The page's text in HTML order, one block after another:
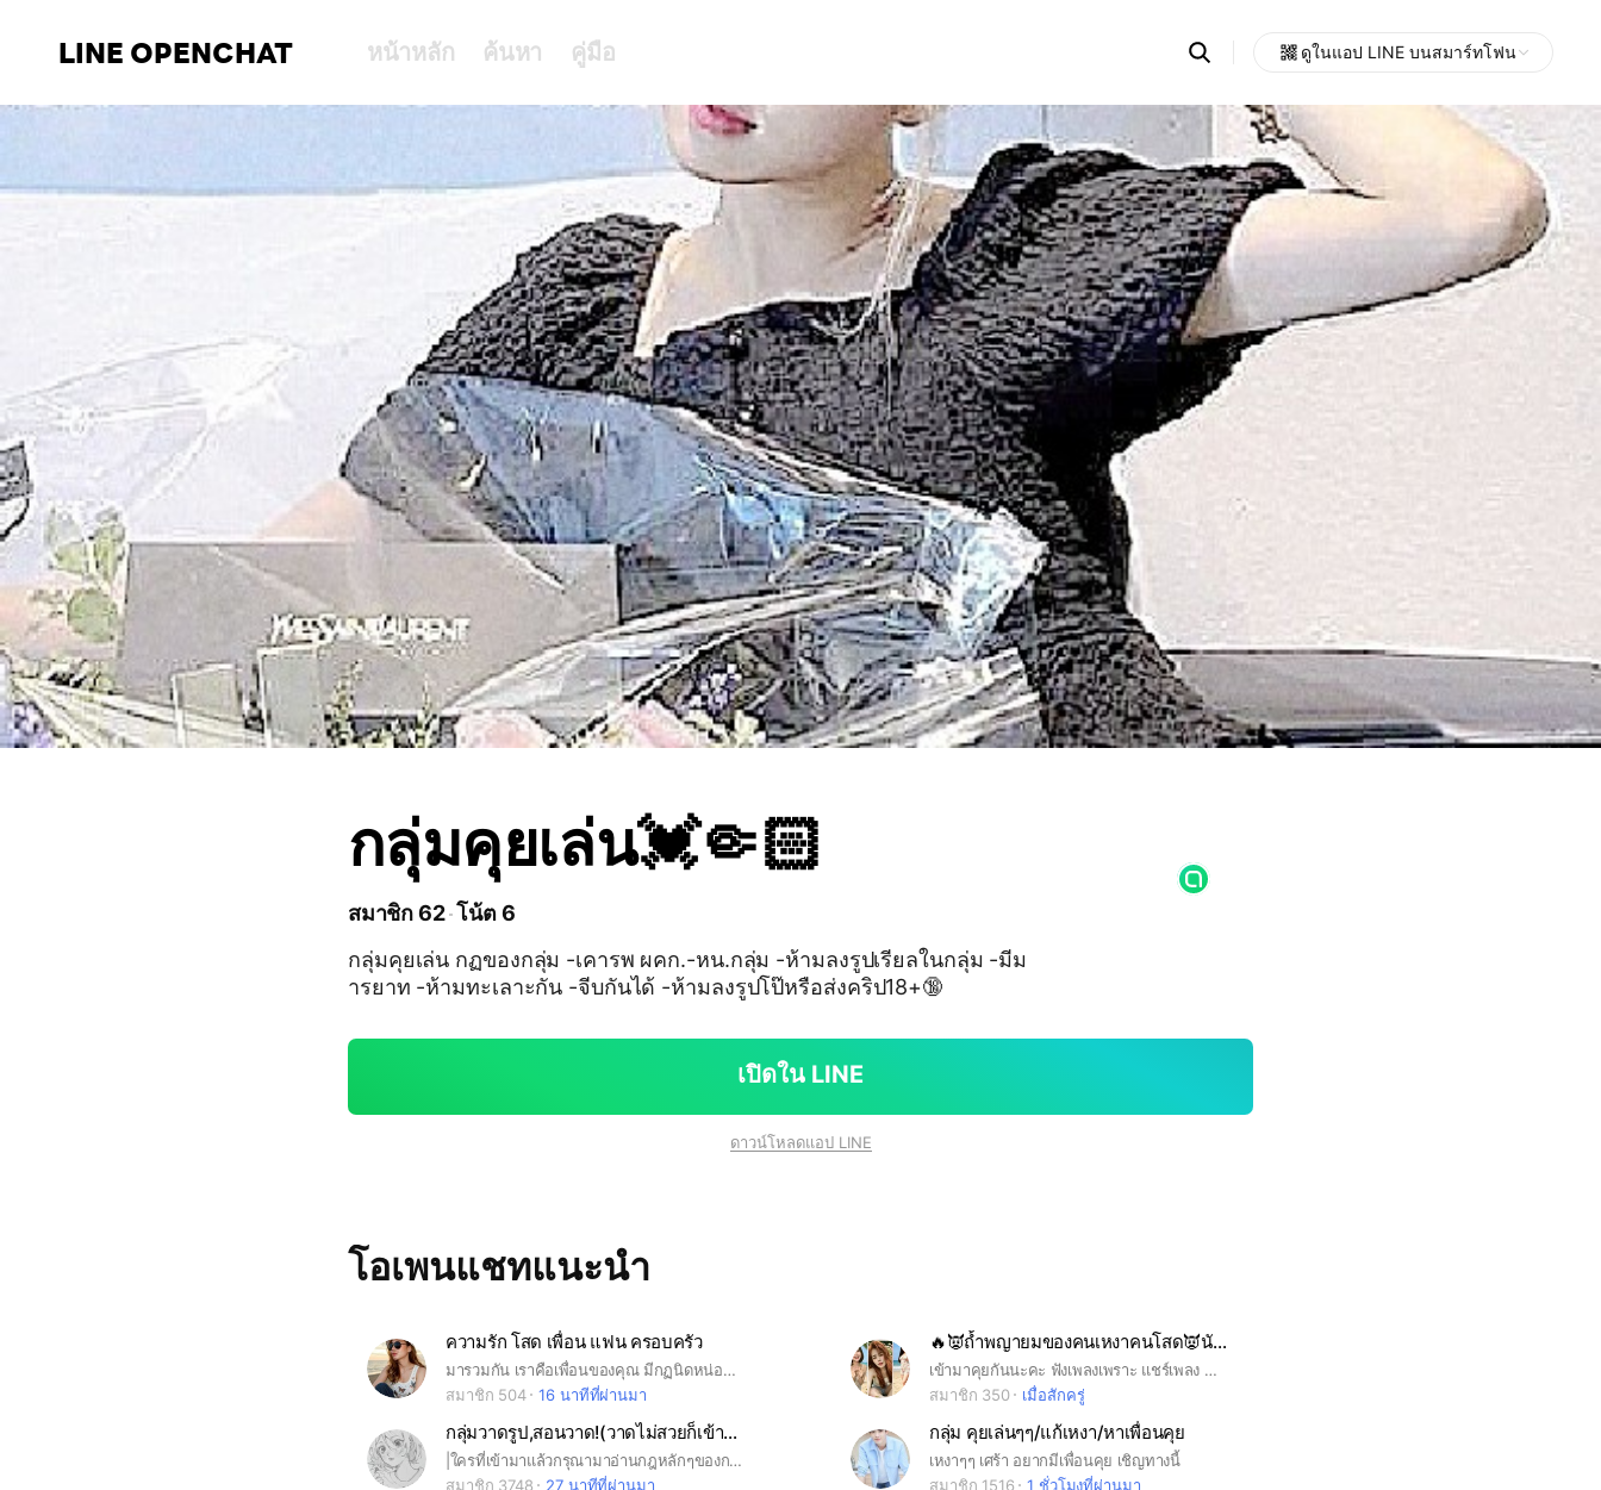
LINE OPENCHAT หน้าหลัก ค้นหา คู่มือ Search
OpenChats
messages
search
ดูในแอป LINE บนสมาร์ทโฟน
กลุ่มคุยเล่น💓🤏🏻
สมาชิก 62 โน้ต 6
กลุ่มคุยเล่น กฏของกลุ่ม -เคารพ ผคก.-หน.กลุ่ม -ห้ามลงรูปเรียลในกลุ่ม -มีม
ารยาท -ห้ามทะเลาะกัน -จีบกันได้ -ห้ามลงรูปโป๊หรือส่งคริป18+🔞
เปิดใน LINE
ดาวน์โหลดแอป LINE
โอเพนแชทแนะนำ
ความรัก โสด เพื่อน แฟน ครอบครัว
มารวมกัน เราคือเพื่อนของคุณ มีกฏนิดหน่อย คุยได้ทุกเรื่อง หาภาพมาใส่ด้วยนะไม่เอาภาพในระบบ หรือวิญญาณ #โสด # ความรัก #ปรึกษา
สมาชิก 504
16 นาทีที่ผ่านมา
🔥👿ถ้ำพญายมของคนเหงาคนโสด👿นักฆ่าพญายมพ่อมาคข๋าา🎧🎸ฟังเพลง🎧🎶
เข้ามาคุยกันนะคะ ฟังเพลงเพราะ แชร์เพลง คุยสบายๆ อกหักหาเพื่อนคุย ระบายเล่าสู่กันฟัง
สมาชิก 350
เมื่อสักครู่
กลุ่มวาดรูป,สอนวาด!(วาดไม่สวยก็เข้ามาได้นะคะ)
|ใครที่เข้ามาแล้วกรุณามาอ่านกฎหลักๆของกลุ่มที่นี่ด้วยนะคะ⬇️ 1.ห้ามทะเลาะกัน,พิมพ์คำหยาบ 2.ห้ามสแปมเพราะอาจทำให้บางคนรำคาญจนเกิดการทะเลาะกัน 3.ห้ามส่งลิงก์18+,เว็บพนันหรือเรื่องที่เกี่ยวกับการเงินยกเว้นลิงก์เพลงต่างๆ,ผลงานวาดรูปบนแอพต่างๆ 4.ห้ามก๊อปงานคนอื่นแล้วมาอ้างว่าเป็นของตน ***ถ้าใครเจอกรุณาแจ้งแอดมิน,เจ้าของกลุ่มโดยการ@แอดมาน้าถ้าใครไม่มีไฟในการวาดรูปพวกเราพร้อมจะให้กำลังใจ,ซัพพอร์ตให้คำแนะนำกำลังใจแล้วก็พลังบวกที่ดีต่อทุกๆคนแล้วถ้าใครที่วาดรูปไม่สวยเดี๋ยวจะสร้างห้องอีกห้องเพื่อเป็นการสอนอนาโตมี่หรือลงสีต่างๆลงเงาที่ตนอยาก แล้วถ้ามีสีลงเงาก็จะเอามาแชร์เอามาแจกเพื่อนๆทุกคนน้า❤️
สมาชิก 3748
27 นาทีที่ผ่านมา
กลุ่ม คุยเล่นๆๆ/แก้เหงา/หาเพื่อนคุย
เหงาๆๆ เศร้า อยากมีเพื่อนคุย เชิญทางนี้
สมาชิก 1516
1 ชั่วโมงที่ผ่านมา